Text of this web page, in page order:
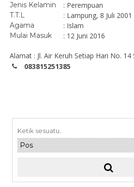
Jenis Kelamin : Perempuan
T.T.L : Lampung, 8 Juli 2001
Agama : Islam
Mulai Masuk : 12 Juni 2016
Alamat : Jl. Air Keruh Setiap Hari No. 14
083815251385